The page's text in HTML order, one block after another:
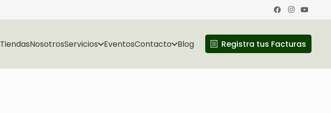
TiendasNosotrosServicios EventosContacto Blog Registra tus Facturas